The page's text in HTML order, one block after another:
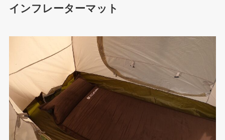
インフレーターマット